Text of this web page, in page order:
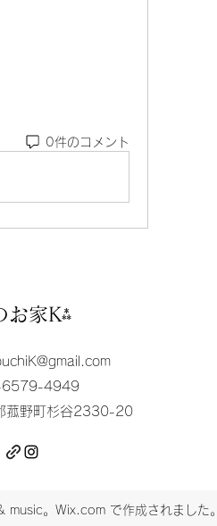
0件のコメント
お家K⁂
4949
菰野町杉谷2330-20
。Wix.com で作成されました。